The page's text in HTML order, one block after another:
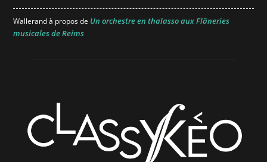
Wallerandà propos de Un orchestre en thalasso aux Flâneries
musicales de Reims